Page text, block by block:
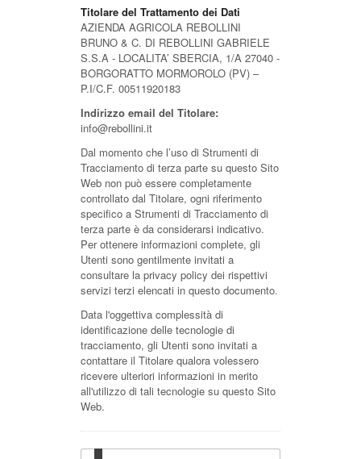
Titolare del Trattamento dei Dati
AZIENDA AGRICOLA REBOLLINI
BRUNO & C. DI REBOLLINI GABRIELE
S.S.A - LOCALITA’ SBERCIA, 1/A 27040 -
BORGORATTO MORMOROLO (PV) –
P.I/C.F. 00511920183
Indirizzo email del Titolare:
info@rebollini.it
Dal momento che l’uso di Strumenti di
Tracciamento di terza parte su questo Sito
Web non può essere completamente
controllato dal Titolare, ogni riferimento
specifico a Strumenti di Tracciamento di
terza parte è da considerarsi indicativo.
Per ottenere informazioni complete, gli
Utenti sono gentilmente invitati a
consultare la privacy policy dei rispettivi
servizi terzi elencati in questo documento.
Data l'oggettiva complessità di
identificazione delle tecnologie di
tracciamento, gli Utenti sono invitati a
contattare il Titolare qualora volessero
ricevere ulteriori informazioni in merito
all'utilizzo di tali tecnologie su questo Sito
Web.